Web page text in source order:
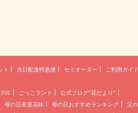
ト 当日配達特急便 セミオーダー ご利用ガイド
ごっこランド
公式ブログ“花だより”
母の日産直花鉢 母の日おすすめランキング 父